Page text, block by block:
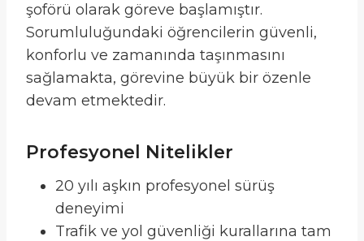
şoförü olarak göreve başlamıştır.
Sorumluluğundaki öğrencilerin güvenli,
konforlu ve zamanında taşınmasını
sağlamakta, görevine büyük bir özenle
devam etmektedir.
Profesyonel Nitelikler
20 yılı aşkın profesyonel sürüş
deneyimi
Trafik ve yol güvenliği kurallarına tam